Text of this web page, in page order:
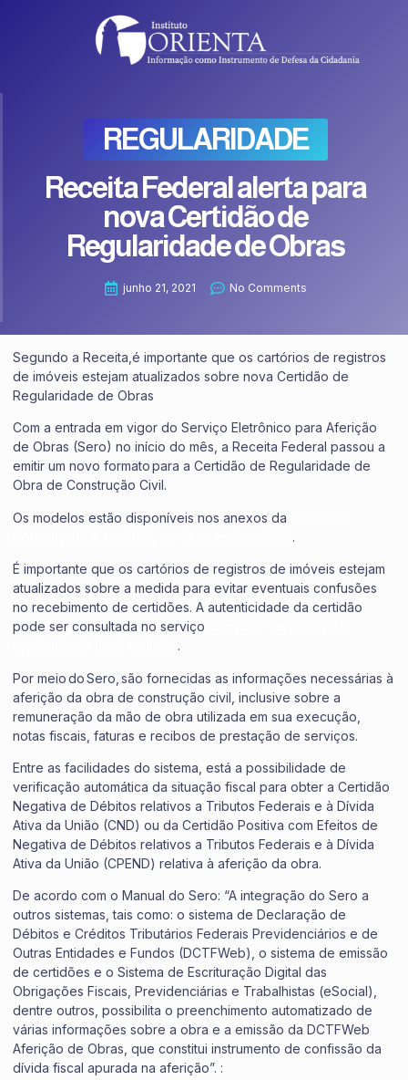
REGULARIDADE
Receita Federal alerta para
nova Certidão de
Regularidade de Obras
junho 21, 2021 No Comments
Segundo a Receita,é importante que os cartórios de registros
de imóveis estejam atualizados sobre nova Certidão de
Regularidade de Obras
Com a entrada em vigor do Serviço Eletrônico para Aferição
de Obras (Sero) no início do mês, a Receita Federal passou a
emitir um novo formato para a Certidão de Regularidade de
Obra de Construção Civil.
Os modelos estão disponíveis nos anexos da
.
É importante que os cartórios de registros de imóveis estejam
atualizados sobre a medida para evitar eventuais confusões
no recebimento de certidões. A autenticidade da certidão
pode ser consultada no serviço
.
Por meio do Sero, são fornecidas as informações necessárias à
aferição da obra de construção civil, inclusive sobre a
remuneração da mão de obra utilizada em sua execução,
notas fiscais, faturas e recibos de prestação de serviços.
Entre as facilidades do sistema, está a possibilidade de
verificação automática da situação fiscal para obter a Certidão
Negativa de Débitos relativos a Tributos Federais e à Dívida
Ativa da União (CND) ou da Certidão Positiva com Efeitos de
Negativa de Débitos relativos a Tributos Federais e à Dívida
Ativa da União (CPEND) relativa à aferição da obra.
De acordo com o Manual do Sero: “A integração do Sero a
outros sistemas, tais como: o sistema de Declaração de
Débitos e Créditos Tributários Federais Previdenciários e de
Outras Entidades e Fundos (DCTFWeb), o sistema de emissão
de certidões e o Sistema de Escrituração Digital das
Obrigações Fiscais, Previdenciárias e Trabalhistas (eSocial),
dentre outros, possibilita o preenchimento automatizado de
várias informações sobre a obra e a emissão da DCTFWeb
Aferição de Obras, que constitui instrumento de confissão da
dívida fiscal apurada na aferição”. :